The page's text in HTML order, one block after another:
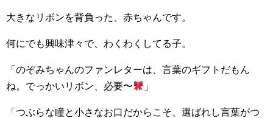
大きなリボンを背負った、赤ちゃんです。
何にでも興味津々で、わくわくしてる子。
「のぞみちゃんのファンレターは、言葉のギフトだもん
ね。でっかいリボン、必要〜
」
「つぶらな瞳と小さなお口だからこそ、選ばれし言葉がつ